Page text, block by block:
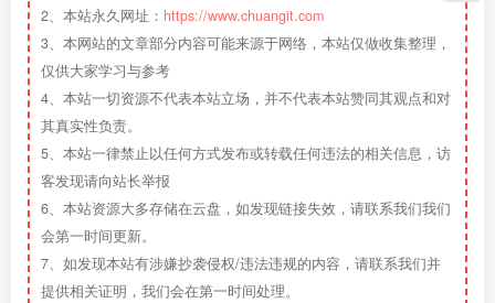
2、本站永久网址： https://www.chuangit.com
3、本网站的文章部分内容可能来源于网络，本站仅做收集整理，
仅供大家学习与参考
4、本站一切资源不代表本站立场，并不代表本站赞同其观点和对
其真实性负责。
5、本站一律禁止以任何方式发布或转载任何违法的相关信息，访
客发现请向站长举报
6、本站资源大多存储在云盘，如发现链接失效，请联系我们我们
会第一时间更新。
7、如发现本站有涉嫌抄袭侵权/违法违规的内容，请联系我们并
提供相关证明，我们会在第一时间处理。